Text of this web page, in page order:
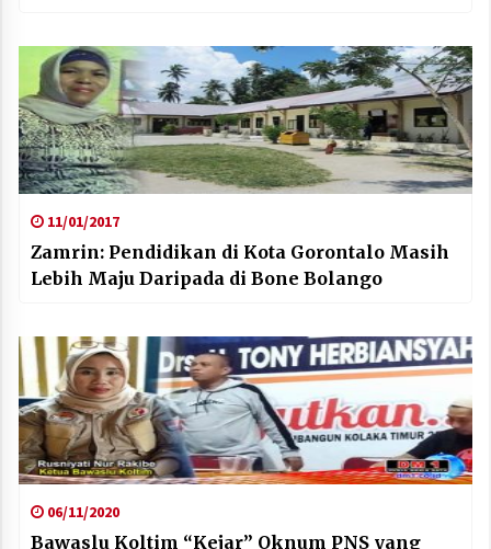
11/01/2017
Zamrin: Pendidikan di Kota Gorontalo Masih
Lebih Maju Daripada di Bone Bolango
06/11/2020
Bawaslu Koltim “Kejar” Oknum PNS yang